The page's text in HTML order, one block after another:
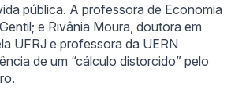
pública. A professora de Economia
e Rivânia Moura, doutora em
UFRJ e professora da UERN
de um “cálculo distorcido” pelo